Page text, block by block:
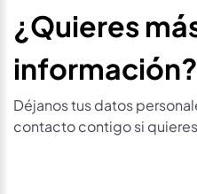
¿Quieres
información?
Déjanos tus datos
contacto contigo si